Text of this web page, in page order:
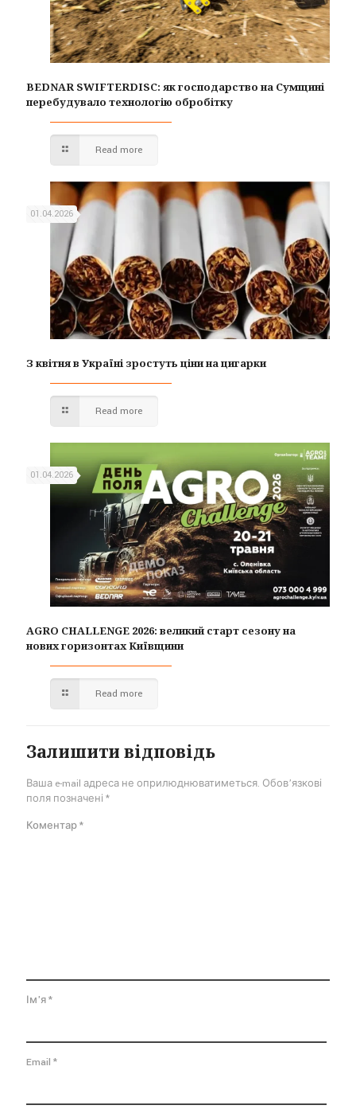
BEDNAR SWIFTERDISC: як господарство на Сумщині
перебудувало технологію обробітку
Read more
01.04.2026
З квітня в Україні зростуть ціни на цигарки
Read more
01.04.2026
AGRO CHALLENGE 2026: великий старт сезону на
нових горизонтах Київщини
Read more
Залишити відповідь
Ваша e-mail адреса не оприлюднюватиметься. Обов’язкові
поля позначені *
Коментар*
Ім'я*
Email *